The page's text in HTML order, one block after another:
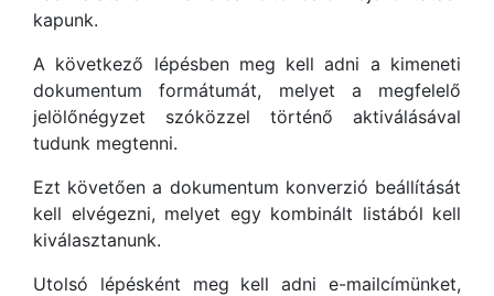
kapunk.
A következő lépésben meg kell adni a kimeneti
dokumentum formátumát, melyet a megfelelő
jelölőnégyzet szóközzel történő aktiválásával
tudunk megtenni.
Ezt követően a dokumentum konverzió beállítását
kell elvégezni, melyet egy kombinált listából kell
kiválasztanunk.
Utolsó lépésként meg kell adni e-mailcímünket,